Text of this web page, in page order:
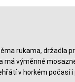
rukama, držadla
má výměnné
v horkém počasí i